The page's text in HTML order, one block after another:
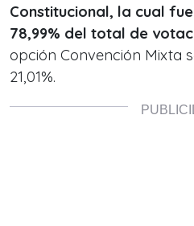
Constitucional, la cual
78,99% del total de
opción Convención Mixta
21,01%.